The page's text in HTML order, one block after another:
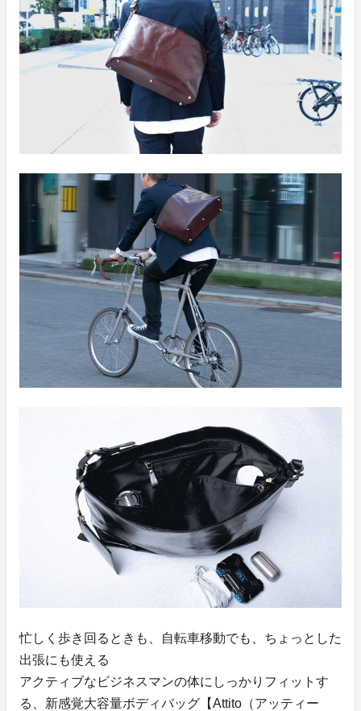
忙しく歩き回るときも、自転車移動でも、ちょっとした
出張にも使える
アクティブなビジネスマンの体にしっかりフィットす
る、新感覚大容量ボディバッグ【Attito（アッティー